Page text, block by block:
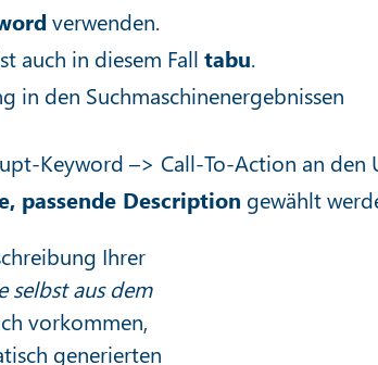
verwenden.
auch in diesem Fall tabu.
in den Suchmaschinenergebnissen
Keyword –> Call-To-Action an den
passende Description gewählt
Ihrer
selbst aus dem
vorkommen,
generierten